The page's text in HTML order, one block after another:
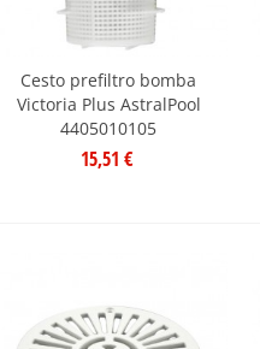
Cesto prefiltro bomba
Victoria Plus AstralPool
4405010105
15,51 €